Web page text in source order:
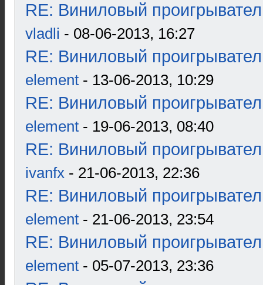
RE: Виниловый
vladli - 08-06-2013, 16:27
RE: Виниловый
element - 13-06-2013, 10:29
RE: Виниловый
element - 19-06-2013, 08:40
RE: Виниловый
ivanfx - 21-06-2013, 22:36
RE: Виниловый
element - 21-06-2013, 23:54
RE: Виниловый
element - 05-07-2013, 23:36